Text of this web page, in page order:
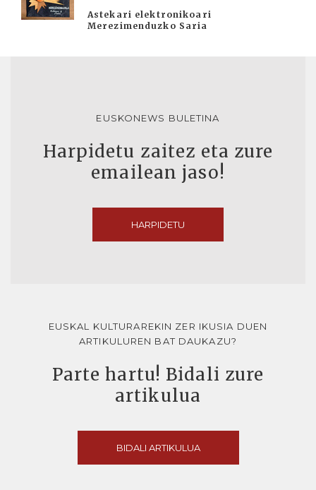
Astekari elektronikoari
Merezimenduzko Saria
EUSKONEWS BULETINA
Harpidetu zaitez eta zure
emailean jaso!
HARPIDETU
EUSKAL KULTURAREKIN ZER IKUSIA DUEN
ARTIKULUREN BAT DAUKAZU?
Parte hartu! Bidali zure
artikulua
BIDALI ARTIKULUA